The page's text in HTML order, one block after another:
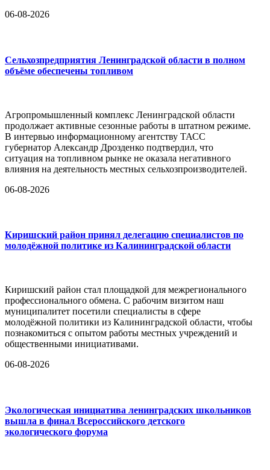
06-08-2026
Сельхозпредприятия Ленинградской области в полном
объёме обеспечены топливом
Агропромышленный комплекс Ленинградской области
продолжает активные сезонные работы в штатном режиме.
В интервью информационному агентству ТАСС
губернатор Александр Дрозденко подтвердил, что
ситуация на топливном рынке не оказала негативного
влияния на деятельность местных сельхозпроизводителей.
06-08-2026
Киришский район принял делегацию специалистов по
молодёжной политике из Калининградской области
Киришский район стал площадкой для межрегионального
профессионального обмена. С рабочим визитом наш
муниципалитет посетили специалисты в сфере
молодёжной политики из Калининградской области, чтобы
познакомиться с опытом работы местных учреждений и
общественными инициативами.
06-08-2026
Экологическая инициатива ленинградских школьников
вышла в финал Всероссийского детского
экологического форума